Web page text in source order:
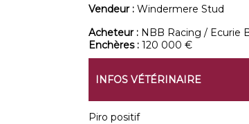
Vendeur : Windermere Stud
Acheteur : NBB Racing / Ecurie
Enchères : 120 000 €
INFOS VÉTÉRINAIRE
Piro positif